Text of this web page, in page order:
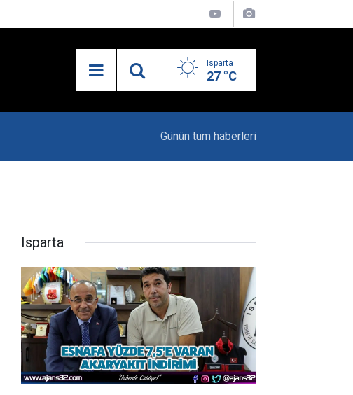
Isparta
27 °C
Isparta32spor Sezona Adana Demirspor
Günün tüm haberleri
Isparta